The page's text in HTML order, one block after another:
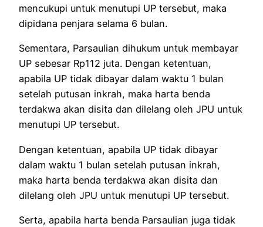
mencukupi untuk menutupi UP tersebut, maka
dipidana penjara selama 6 bulan.
Sementara, Parsaulian dihukum untuk membayar
UP sebesar Rp112 juta. Dengan ketentuan,
apabila UP tidak dibayar dalam waktu 1 bulan
setelah putusan inkrah, maka harta benda
terdakwa akan disita dan dilelang oleh JPU untuk
menutupi UP tersebut.
Dengan ketentuan, apabila UP tidak dibayar
dalam waktu 1 bulan setelah putusan inkrah,
maka harta benda terdakwa akan disita dan
dilelang oleh JPU untuk menutupi UP tersebut.
Serta, apabila harta benda Parsaulian juga tidak